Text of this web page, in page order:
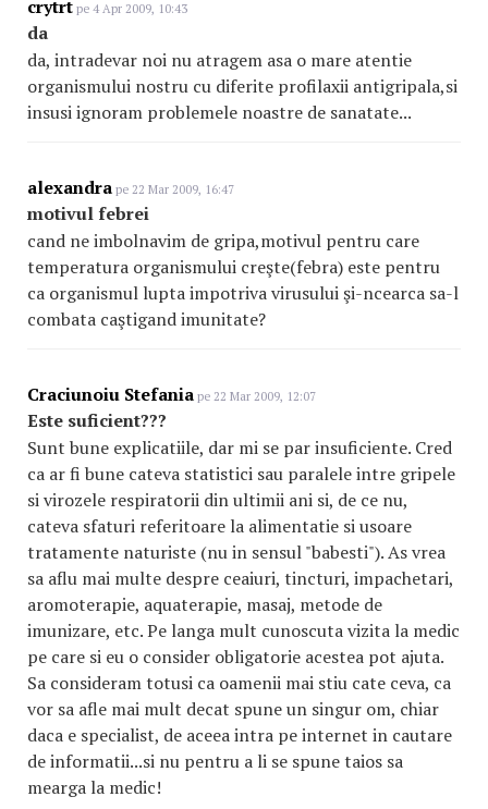
crytrt pe 4 Apr 2009, 10:43
da
da, intradevar noi nu atragem asa o mare atentie
organismului nostru cu diferite profilaxii antigripala,si
insusi ignoram problemele noastre de sanatate...
alexandra pe 22 Mar 2009, 16:47
motivul febrei
cand ne imbolnavim de gripa,motivul pentru care
temperatura organismului creşte(febra) este pentru
ca organismul lupta impotriva virusului şi-ncearca sa-l
combata caştigand imunitate?
Craciunoiu Stefania pe 22 Mar 2009, 12:07
Este suficient???
Sunt bune explicatiile, dar mi se par insuficiente. Cred
ca ar fi bune cateva statistici sau paralele intre gripele
si virozele respiratorii din ultimii ani si, de ce nu,
cateva sfaturi referitoare la alimentatie si usoare
tratamente naturiste (nu in sensul "babesti"). As vrea
sa aflu mai multe despre ceaiuri, tincturi, impachetari,
aromoterapie, aquaterapie, masaj, metode de
imunizare, etc. Pe langa mult cunoscuta vizita la medic
pe care si eu o consider obligatorie acestea pot ajuta.
Sa consideram totusi ca oamenii mai stiu cate ceva, ca
vor sa afle mai mult decat spune un singur om, chiar
daca e specialist, de aceea intra pe internet in cautare
de informatii...si nu pentru a li se spune taios sa
mearga la medic!